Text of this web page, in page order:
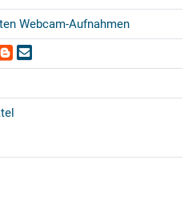
Webcam-Aufnahmen